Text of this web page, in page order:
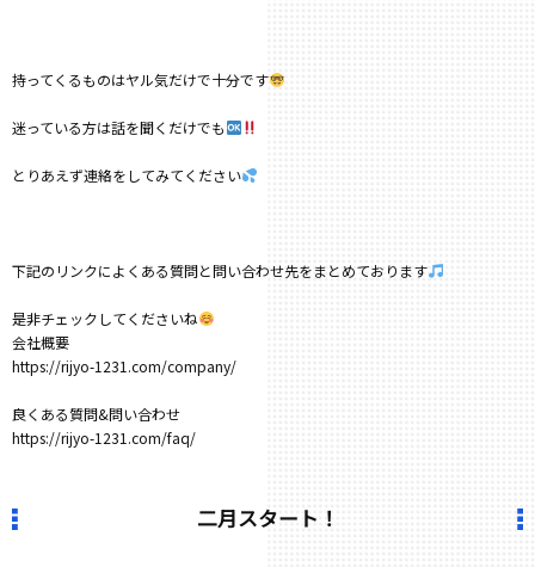
持ってくるものはヤル気だけで十分です
迷っている方は話を聞くだけでも
とりあえず連絡をしてみてください
下記のリンクによくある質問と問い合わせ先をまとめております
是非チェックしてくださいね
会社概要
https://rijyo-1231.com/company/
良くある質問&問い合わせ
https://rijyo-1231.com/faq/
二月スタート！